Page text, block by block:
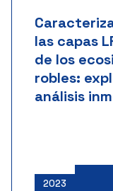
las capas
de los
robles:
análisis
2023